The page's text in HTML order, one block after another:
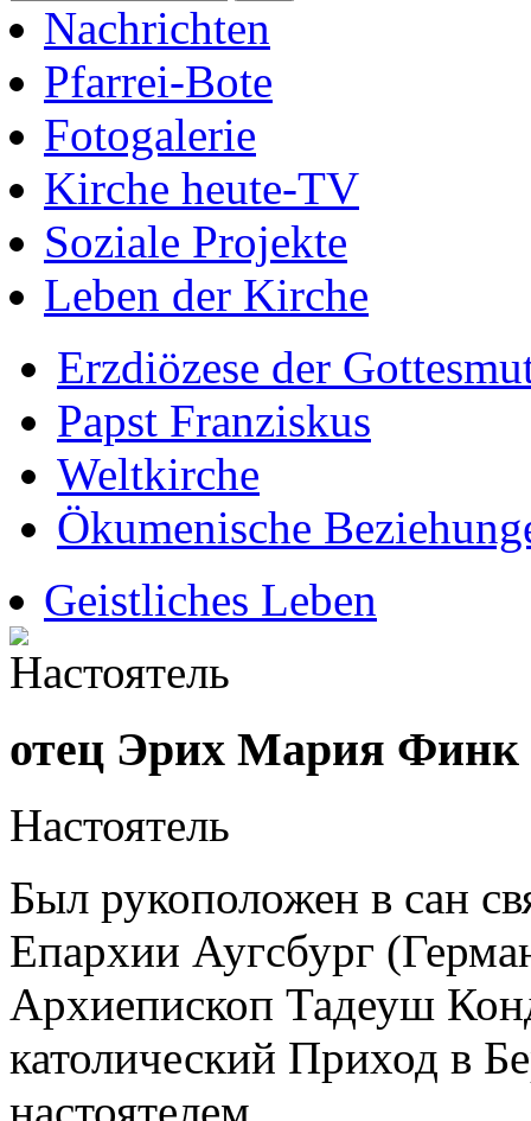
Nachrichten
Pfarrei-Bote
Fotogalerie
Kirche heute-TV
Soziale Projekte
Leben der Kirche
Erzdiözese der
Papst Franziskus
Weltkirche
Ökumenische
Geistliches Leben
отец Эрих Мария Финк
Настоятель
Был рукоположен в сан
Епархии Аугсбург
Архиепископ Тадеуш
католический Приход в